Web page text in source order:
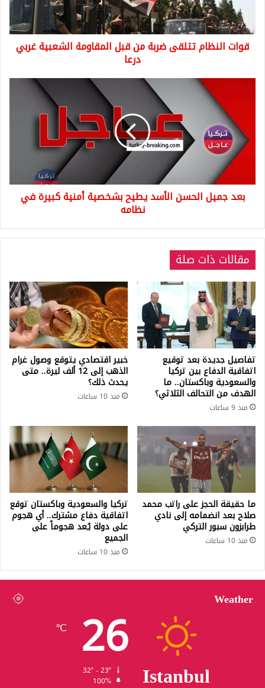
المقاومة
الشعبية
غربي
درعا
قوات النظام تتلقى ضربة من قبل المقاومة الشعبية غربي
درعا
يطيح
بشخصية
في
نظامه
بعد جميل الحسن الأسد يطيح بشخصية أمنية كبيرة في
نظامه
مقالات ذات صلة
تفاصيل جديدة بعد توقيع
اتفاقية الدفاع بين تركيا
والسعودية وباكستان.. ما
الهدف من التحالف الثلاثي؟
منذ 9 ساعات
خبير اقتصادي يتوقع وصول غرام
الذهب إلى 12 ألف ليرة.. متى
يحدث ذلك؟
منذ 10 ساعات
ما حقيقة الحجز على راتب محمد
صلاح بعد انضمامه إلى نادي
طرابزون سبور التركي
منذ 10 ساعات
تركيا والسعودية وباكستان توقع
اتفاقية دفاع مشترك.. أي هجوم
على دولة يُعد هجوماً على
الجميع
منذ 10 ساعات
Weather
Istanbul
26
℃
100%